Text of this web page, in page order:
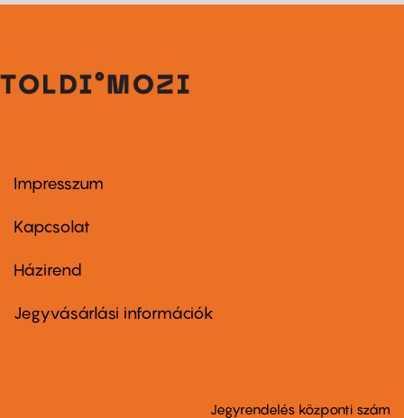
Footer
first
Impresszum
Kapcsolat
Footer
second
Házirend
Jegyvásárlási információk
Jegyrendelés központi szám